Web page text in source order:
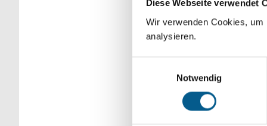
Diese Webseite verwendet
Wir verwenden Cookies,
analysieren.
Notwendig
Bitte Suchbegriff
verfeinert werden.